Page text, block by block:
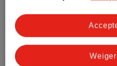
Etiketinformatie
Nature Impact Score
Dit product
Impact